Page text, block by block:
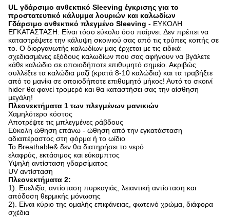
UL γδάρσιμο ανθεκτικό Sleeving έγκρισης για το
προστατευτικό κάλυμμα λουριών και καλωδίων
Γδάρσιμο ανθεκτικό πλεγμένο Sleeving - ΕΥΚΟΛΗ
ΕΓΚΑΤΑΣΤΑΣΗ: Είναι τόσο εύκολο όσο παίρνει. Δεν πρέπει να
καταστρέψετε την κάλυψη σκοινιού σας από τις τρύπες κοπής σε
το. Ο διοργανωτής καλωδίων μας έρχεται με τις ειδικά
σχεδιασμένες εξόδους καλωδίων που σας αφήνουν να βγάλετε
κάθε καλώδιο σε οποιοδήποτε επιθυμητό σημείο. Ακριβώς
συλλέξτε τα καλώδια μαζί (κρατά 8-10 καλώδια) και τα τραβήξτε
από το μανίκι σε οποιοδήποτε επιθυμητό μήκος! Αυτό το σκοινί
hider θα φανεί τρομερό και θα καταστήσει σας την αίσθηση
μεγάλη!
Πλεονεκτήματα 1 των πλεγμένων μανικιών
Χαμηλότερο κόστος
Αποτρέψτε τις μπλεγμένες ράβδους
Εύκολη ώθηση επάνω - ώθηση από την εγκατάσταση
αδιαπέραστος στη φόρμα ή το ωίδιο
Το Breathable& δεν θα διατηρήσει το νερό
ελαφρύς, εκτάσιμος και εύκαμπτος
Υψηλή αντίσταση γδαρσίματος
UV αντίσταση
Πλεονεκτήματα 2:
1). Ευελιξία, αντίσταση πυρκαγιάς, λειαντική αντίσταση και
απόδοση θερμικής μόνωσης
2). Είναι κύριο της ομαλής επιφάνειας, φωτεινό χρώμα, διάφορα
σχέδια